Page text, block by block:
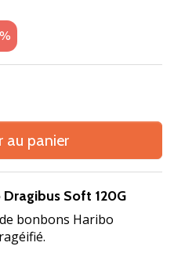
au panier
Soft 120G
bonbons Haribo